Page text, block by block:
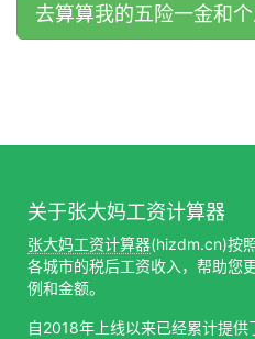
去算算我的五险一金和
关于张大妈工资计算器
张大妈工资计算器(hizdm.cn)按
各城市的税后工资收入，帮助您
例和金额。
自2018年上线以来已经累计提供